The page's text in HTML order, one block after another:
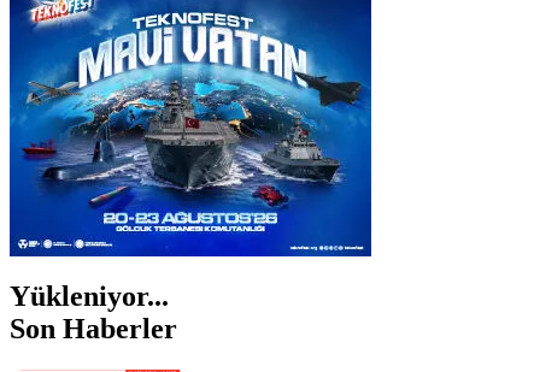
ŞANLIURFA
ŞIRNAK
Yükleniyor...
Son Haberler